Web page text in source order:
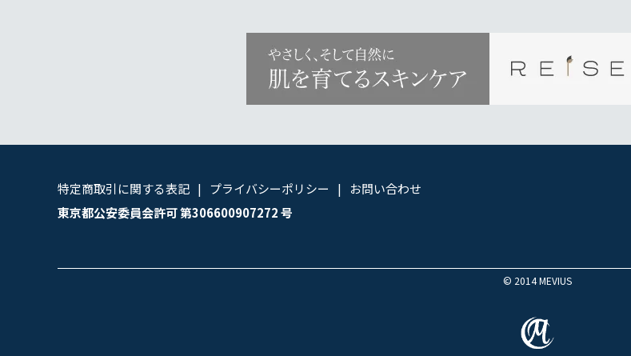
特定商取引に関する表記 プライバシーポリシー
お問い合わせ
東京都公安委員会許可 第306600907272 号
© 2014 MEVIUS